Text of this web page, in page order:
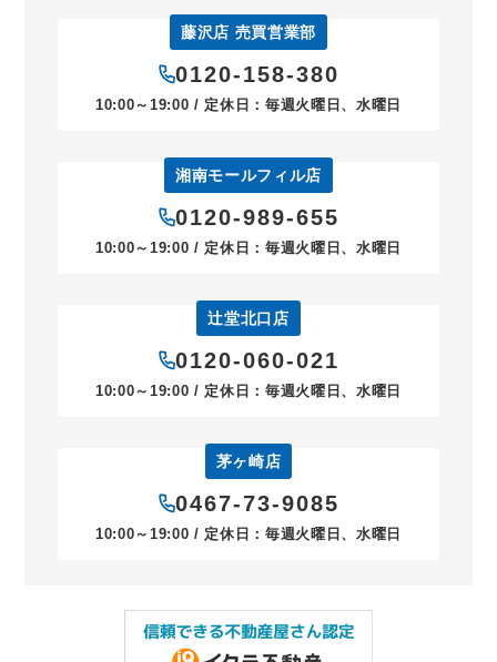
藤沢店 売買営業部
0120-158-380
10:00～19:00 / 定休日：毎週火曜日、水曜日
湘南モールフィル店
0120-989-655
10:00～19:00 / 定休日：毎週火曜日、水曜日
辻堂北口店
0120-060-021
10:00～19:00 / 定休日：毎週火曜日、水曜日
茅ヶ崎店
0467-73-9085
10:00～19:00 / 定休日：毎週火曜日、水曜日